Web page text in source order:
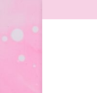
Inhalt